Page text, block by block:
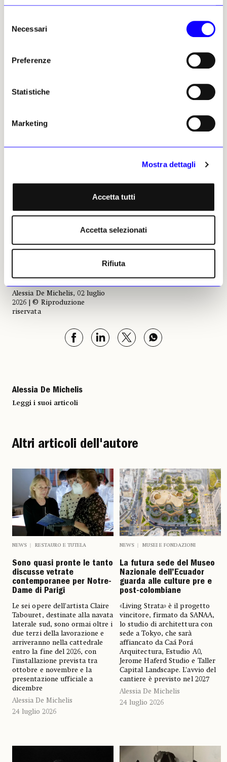
delNecessari
Preferenze
Statistiche
Marketing
Mostra dettagli
Accetta tutti
Accetta selezionati
Rifiuta
Ferdinand Hodler, «Ritratto di Louis Montchal», Londra, The National Gallery.
Gallery. Foto © The National Gallery, London
Alessia De Michelis, 02 luglio
2026 | © Riproduzione
riservata
Alessia De Michelis
Leggi i suoi articoli
Altri articoli dell'autore
NEWS RESTAURO E TUTELA
Sono quasi pronte le tanto
discusse vetrate
contemporanee per Notre-
Dame di Parigi
Le sei opere dell’artista Claire
Tabouret, destinate alla navata
laterale sud, sono ormai oltre i
due terzi della lavorazione e
arriveranno nella cattedrale
entro la fine del 2026, con
l’installazione prevista tra
ottobre e novembre e la
presentazione ufficiale a
dicembre
Alessia De Michelis
24 luglio 2026
NEWS MUSEI E FONDAZIONI
La futura sede del Museo
Nazionale dell’Ecuador
guarda alle culture pre e
post-colombiane
«Living Strata» è il progetto
vincitore, firmato da SANAA,
lo studio di architettura con
sede a Tokyo, che sarà
affiancato da Caá Porá
Arquitectura, Estudio A0,
Jerome Haferd Studio e Taller
Capital Landscape. L’avvio del
cantiere è previsto nel 2027
Alessia De Michelis
24 luglio 2026